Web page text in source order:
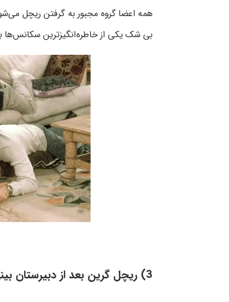
همه اعضا گروه مجبور به گرفتن ریچل
بی‌ شک یکی از خاطره‌انگیزترین سکانس‌ها
3) ریچل گرین بعد از دبیرستان بینی‌اش را عمل می کند